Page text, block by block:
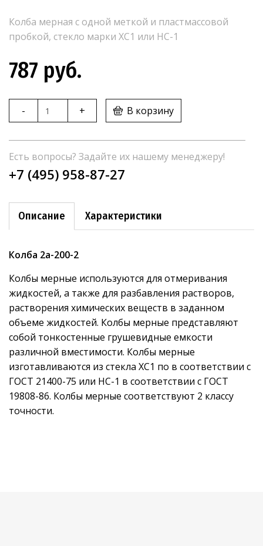
Колба мерная с одной меткой и пластмассовой
пробкой, стекло марки ХС1 или НС-1
787 руб.
- + В корзину
Есть вопросы? Задайте их нашему менеджеру!
+7 (495) 958-87-27
Описание Характеристики
Колба 2а-200-2
Колбы мерные используются для отмеривания
жидкостей, а также для разбавления растворов,
растворения химических веществ в заданном
объеме жидкостей. Колбы мерные представляют
собой тонкостенные грушевидные емкости
различной вместимости. Колбы мерные
изготавливаются из стекла ХС1 по в соответствии с
ГОСТ 21400-75 или НС-1 в соответствии с ГОСТ
19808-86. Колбы мерные соответствуют 2 классу
точности.